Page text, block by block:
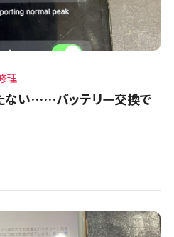
理
い……バッテリー交換で